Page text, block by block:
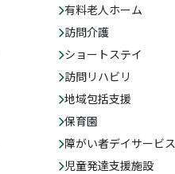
有料老人ホーム
訪問介護
ショートステイ
訪問リハビリ
地域包括支援
保育園
障がい者デイサービス
児童発達支援施設